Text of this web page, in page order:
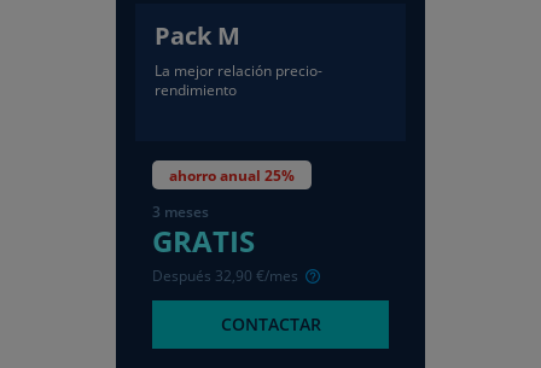
Pack M
La mejor relación precio-
rendimiento
ahorro anual 25%
3 meses
GRATIS
Después 32,90 €/mes
CONTACTAR